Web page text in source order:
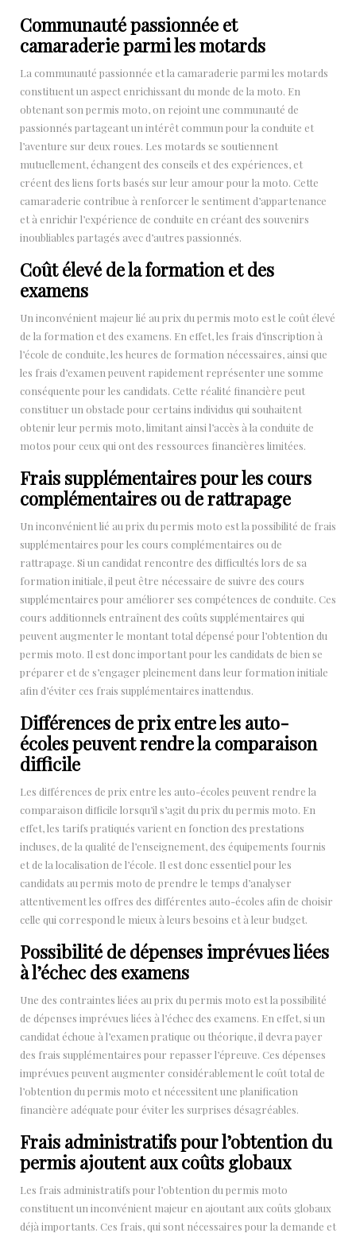
Communauté passionnée et
camaraderie parmi les motards
La communauté passionnée et la camaraderie parmi les motards
constituent un aspect enrichissant du monde de la moto. En
obtenant son permis moto, on rejoint une communauté de
passionnés partageant un intérêt commun pour la conduite et
l’aventure sur deux roues. Les motards se soutiennent
mutuellement, échangent des conseils et des expériences, et
créent des liens forts basés sur leur amour pour la moto. Cette
camaraderie contribue à renforcer le sentiment d’appartenance
et à enrichir l’expérience de conduite en créant des souvenirs
inoubliables partagés avec d’autres passionnés.
Coût élevé de la formation et des
examens
Un inconvénient majeur lié au prix du permis moto est le coût élevé
de la formation et des examens. En effet, les frais d’inscription à
l’école de conduite, les heures de formation nécessaires, ainsi que
les frais d’examen peuvent rapidement représenter une somme
conséquente pour les candidats. Cette réalité financière peut
constituer un obstacle pour certains individus qui souhaitent
obtenir leur permis moto, limitant ainsi l’accès à la conduite de
motos pour ceux qui ont des ressources financières limitées.
Frais supplémentaires pour les cours
complémentaires ou de rattrapage
Un inconvénient lié au prix du permis moto est la possibilité de frais
supplémentaires pour les cours complémentaires ou de
rattrapage. Si un candidat rencontre des difficultés lors de sa
formation initiale, il peut être nécessaire de suivre des cours
supplémentaires pour améliorer ses compétences de conduite. Ces
cours additionnels entraînent des coûts supplémentaires qui
peuvent augmenter le montant total dépensé pour l’obtention du
permis moto. Il est donc important pour les candidats de bien se
préparer et de s’engager pleinement dans leur formation initiale
afin d’éviter ces frais supplémentaires inattendus.
Différences de prix entre les auto-
écoles peuvent rendre la comparaison
difficile
Les différences de prix entre les auto-écoles peuvent rendre la
comparaison difficile lorsqu’il s’agit du prix du permis moto. En
effet, les tarifs pratiqués varient en fonction des prestations
incluses, de la qualité de l’enseignement, des équipements fournis
et de la localisation de l’école. Il est donc essentiel pour les
candidats au permis moto de prendre le temps d’analyser
attentivement les offres des différentes auto-écoles afin de choisir
celle qui correspond le mieux à leurs besoins et à leur budget.
Possibilité de dépenses imprévues liées
à l’échec des examens
Une des contraintes liées au prix du permis moto est la possibilité
de dépenses imprévues liées à l’échec des examens. En effet, si un
candidat échoue à l’examen pratique ou théorique, il devra payer
des frais supplémentaires pour repasser l’épreuve. Ces dépenses
imprévues peuvent augmenter considérablement le coût total de
l’obtention du permis moto et nécessitent une planification
financière adéquate pour éviter les surprises désagréables.
Frais administratifs pour l’obtention du
permis ajoutent aux coûts globaux
Les frais administratifs pour l’obtention du permis moto
constituent un inconvénient majeur en ajoutant aux coûts globaux
déjà importants. Ces frais, qui sont nécessaires pour la demande et